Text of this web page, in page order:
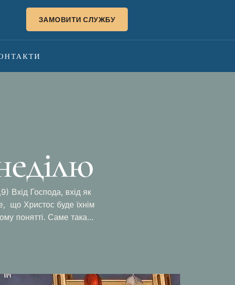
ЗАМОВИТИ СЛУЖБУ
Вхід Господа, вхід як
що Христос буде їхнім
понятті. Саме така